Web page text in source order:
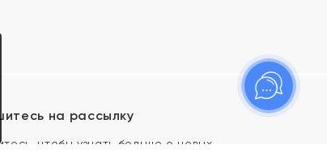
на рассылку
чтобы узнать больше о новых